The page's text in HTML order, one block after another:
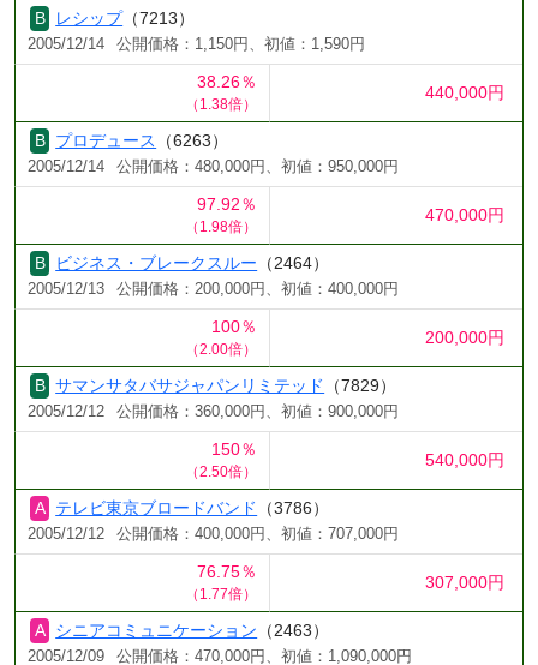
レシップ（7213）
2005/12/14 公開価格：1,150円、初値：1,590円
38.26％
（1.38倍）
440,000円
プロデュース （6263）
2005/12/14 公開価格：480,000円、初値：950,000円
97.92％
（1.98倍）
470,000円
ビジネス・ブレークスルー （2464）
2005/12/13 公開価格：200,000円、初値：400,000円
100％
（2.00倍）
200,000円
サマンサタバサジャパンリミテッド （7829）
2005/12/12 公開価格：360,000円、初値：900,000円
150％
（2.50倍）
540,000円
テレビ東京ブロードバンド （3786）
2005/12/12 公開価格：400,000円、初値：707,000円
76.75％
（1.77倍）
307,000円
シニアコミュニケーション （2463）
2005/12/09 公開価格：470,000円、初値：1,090,000円